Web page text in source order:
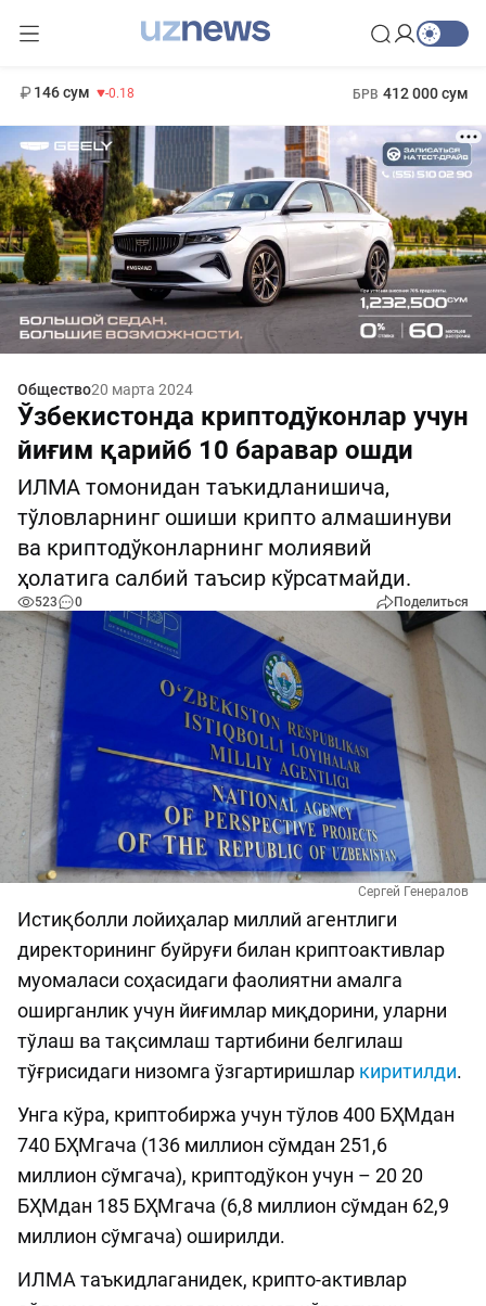
146 сум -0.18 БРВ 412 000 сум
Общество20 марта 2024
Ўзбекистонда криптодўконлар учун
йиғим қарийб 10 баравар ошди
ИЛМА томонидан таъкидланишича,
тўловларнинг ошиши крипто алмашинуви
ва криптодўконларнинг молиявий
ҳолатига салбий таъсир кўрсатмайди.
523 0 Поделиться
Сергей Генералов
Истиқболли лойиҳалар миллий агентлиги
директорининг буйруғи билан криптоактивлар
муомаласи соҳасидаги фаолиятни амалга
оширганлик учун йиғимлар миқдорини, уларни
тўлаш ва тақсимлаш тартибини белгилаш
тўғрисидаги низомга ўзгартиришлар киритилди.
Унга кўра, криптобиржа учун тўлов 400 БҲМдан
740 БҲМгача (136 миллион сўмдан 251,6
миллион сўмгача), криптодўкон учун – 20 20
БҲМдан 185 БҲМгача (6,8 миллион сўмдан 62,9
миллион сўмгача) оширилди.
ИЛМА таъкидлаганидек, крипто-активлар